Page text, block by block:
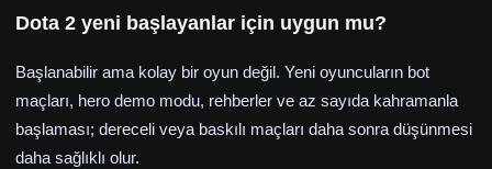
Dota 2 yeni başlayanlar için uygun mu?
Başlanabilir ama kolay bir oyun değil. Yeni oyuncuların bot
maçları, hero demo modu, rehberler ve az sayıda kahramanla
başlaması; dereceli veya baskılı maçları daha sonra düşünmesi
daha sağlıklı olur.